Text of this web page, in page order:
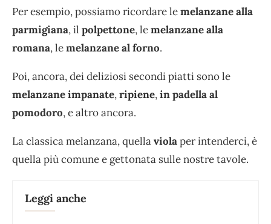
Per esempio, possiamo ricordare lemelanzane alla
parmigiana, il polpettone, lemelanzane alla
romana, lemelanzane al forno.
Poi, ancora, dei deliziosi secondi piatti sono le
melanzane impanate,ripiene,in padellaal
pomodoro, e altro ancora.
La classica melanzana, quellaviolaper intenderci, è
quella più comune e gettonata sulle nostre tavole.
Leggi anche